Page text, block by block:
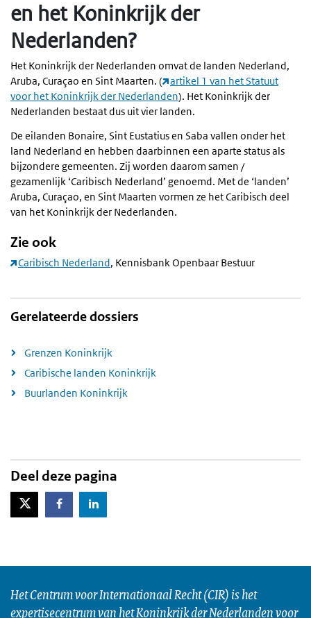
en het Koninkrijk der
Nederlanden?
Het Koninkrijk der Nederlanden omvat de landen Nederland,
Aruba, Curaçao en Sint Maarten. (
artikel 1 van het Statuut
voor het Koninkrijk der Nederlanden). Het Koninkrijk der
Nederlanden bestaat dus uit vier landen.
De eilanden Bonaire, Sint Eustatius en Saba vallen onder het
land Nederland en hebben daarbinnen een aparte status als
bijzondere gemeenten. Zij worden daarom samen /
gezamenlijk ‘Caribisch Nederland’ genoemd. Met de ‘landen’
Aruba, Curaçao, en Sint Maarten vormen ze het Caribisch deel
van het Koninkrijk der Nederlanden.
Zie ook
Caribisch Nederland, Kennisbank Openbaar Bestuur
Gerelateerde dossiers
Grenzen Koninkrijk
Caribische landen Koninkrijk
Buurlanden Koninkrijk
Deel deze pagina
X-TwitterFacebookLinkedIn
Het Centrum voor Internationaal Recht (CIR) is het
expertisecentrum van het Koninkrijk der Nederlanden voor